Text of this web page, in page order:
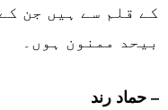
کے قلم سے ہیں جن
بیحد ممنون ہوں
حماد رند –